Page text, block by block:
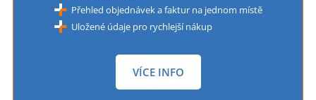
Přehled objednávek a faktur na jednom místě
Uložené údaje pro rychlejší nákup
VÍCE INFO